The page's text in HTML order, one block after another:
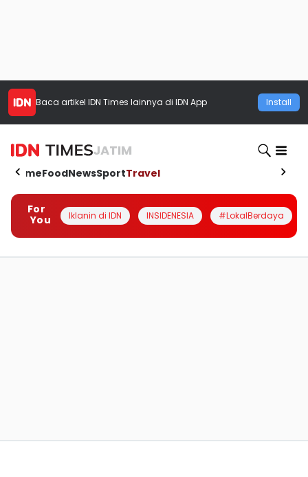
Baca artikel IDN Times lainnya di IDN App Install
JATIM
HomeFoodNewsSportTravel
For
You
Iklanin di IDN INSIDENESIA #LokalBerdaya